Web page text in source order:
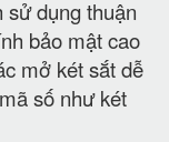
sử dụng thuận
bảo mật cao
mở két sắt dễ
số như két